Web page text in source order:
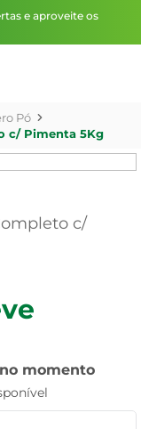
e aproveite os
Pó
c/ Pimenta 5Kg
c/
momento